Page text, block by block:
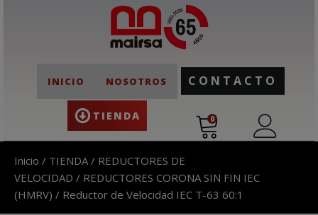
INICIO NOSOTROS
TIENDA
CONTACTO
0
Inicio / TIENDA / REDUCTORES DE
VELOCIDAD / REDUCTORES CORONA SIN FIN IEC
(HMRV) / Reductor de Velocidad IEC T-63 60:1